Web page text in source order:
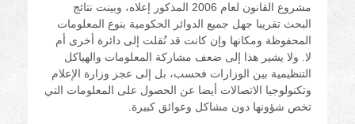
مشروع القانون لعام 2006 المذكور إعلاه، وبينت نتائج
البحث تقريبا جهل جميع الدوائر الحكومية بنوع المعلومات
المحفوظة ومكانها وإن كانت قد نُقلت إلى دائرة أخرى أم
لا. ولا يشير هذا إلى ضعف مشاركة المعلومات والهياكل
التنظيمية بين الوزارات فحسب، بل إلى عجز وزارة الإعلام
وتكنولوجيا الاتصالات أيضا عن الحصول على المعلومات التي
تخص شؤونها دون مشاكل وعوائق كبيرة.